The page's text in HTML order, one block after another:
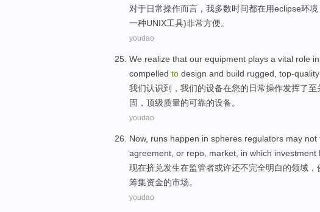
对于日常操作而言 ， 我多数时间都在用eclipse环境
一种UNIX工具)非常方便。
youdao
We realize that our equipment plays a vital role in
compelled to design and build rugged top-quality
我们认识到， 我们的设备在您的日常操作发挥了至
固 ， 顶级质量的可靠的设备。
youdao
Now, runs happen in spheres regulators may not
agreement or repo market , in which investment
现在挤兑发生在监管者或许还不完全明白的领域，
筹集资金的市场。
youdao